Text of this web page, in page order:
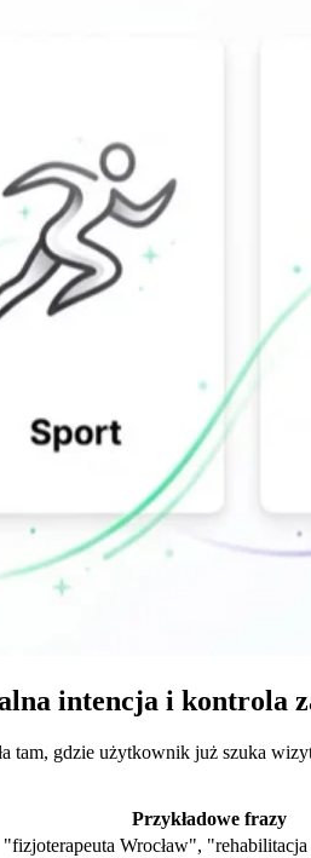
intencja i kontrola
tam, gdzie użytkownik już szuka
Przykładowe frazy
"fizjoterapeuta Wrocław",